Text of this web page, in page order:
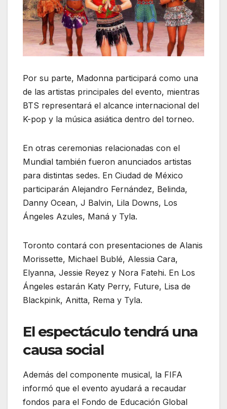
Por su parte, Madonna participará como una
de las artistas principales del evento, mientras
BTS representará el alcance internacional del
K-pop y la música asiática dentro del torneo.
En otras ceremonias relacionadas con el
Mundial también fueron anunciados artistas
para distintas sedes. En Ciudad de México
participarán Alejandro Fernández, Belinda,
Danny Ocean, J Balvin, Lila Downs, Los
Ángeles Azules, Maná y Tyla.
Toronto contará con presentaciones de Alanis
Morissette, Michael Bublé, Alessia Cara,
Elyanna, Jessie Reyez y Nora Fatehi. En Los
Ángeles estarán Katy Perry, Future, Lisa de
Blackpink, Anitta, Rema y Tyla.
El espectáculo tendrá una
causa social
Además del componente musical, la FIFA
informó que el evento ayudará a recaudar
fondos para el Fondo de Educación Global